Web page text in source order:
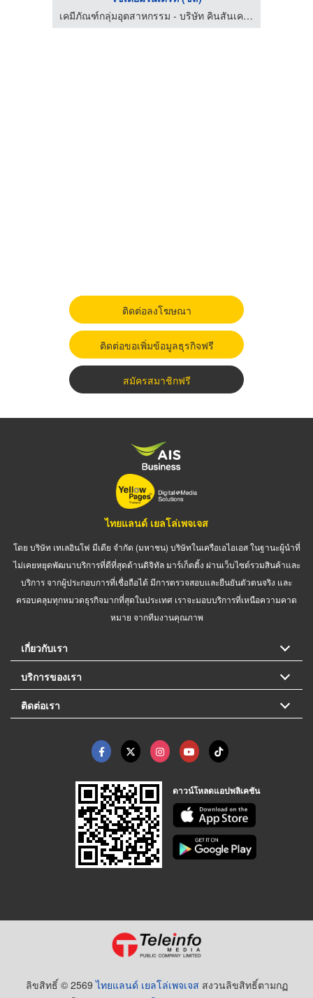
เคมีภัณฑ์กลุ่มอุตสาหกรรม - บริษัท คินสันเคมี จำกัด
ติดต่อลงโฆษณา
ติดต่อขอเพิ่มข้อมูลธุรกิจฟรี
สมัครสมาชิกฟรี
ไทยแลนด์ เยลโล่เพจเจส
โดย บริษัท เทเลอินโฟ มีเดีย จำกัด (มหาชน) บริษัทในเครือเอไอเอส ในฐานะผู้นำที่
ไม่เคยหยุดพัฒนาบริการที่ดีที่สุดด้านดิจิทัล มาร์เก็ตติ้ง ผ่านเว็บไซต์รวมสินค้าและ
บริการ จากผู้ประกอบการที่เชื่อถือได้ มีการตรวจสอบและยืนยันตัวตนจริง และ
ครอบคลุมทุกหมวดธุรกิจมากที่สุดในประเทศ เราจะมอบบริการที่เหนือความคาด
หมาย จากทีมงานคุณภาพ
เกี่ยวกับเรา
บริการของเรา
ติดต่อเรา
ดาวน์โหลดแอปพลิเคชัน
ลิขสิทธิ์ © 2569ไทยแลนด์ เยลโล่เพจเจส สงวนลิขสิทธิ์ตามกฏ